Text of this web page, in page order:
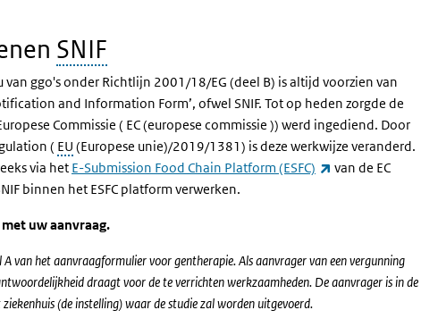
SNIF
ggo's onder Richtlijn 2001/18/EG (deel B) is altijd voorzien van
and Information Form’, ofwel SNIF. Tot op heden zorgde de
Commissie ( EC (europese commissie )) werd ingediend. Door
( EU (Europese unie)/2019/1381) is deze werkwijze veranderd.
via het E-Submission Food Chain Platform (ESFC) (externe link)
van de EC
binnen het ESFC platform verwerken.
uw aanvraag.
van het aanvraagformulier voor gentherapie. Als aanvrager van een vergunning
draagt voor de te verrichten werkzaamheden. De aanvrager is in de
(de instelling) waar de studie zal worden uitgevoerd.